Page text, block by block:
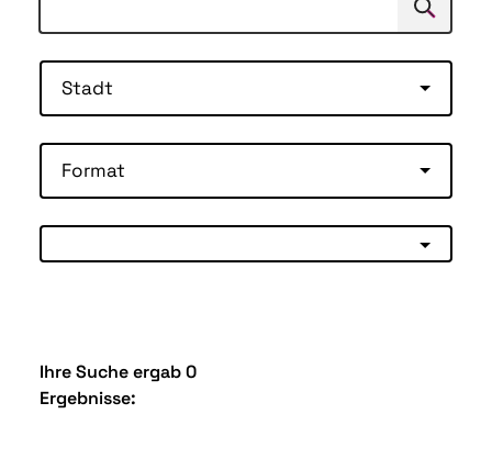
Suchen
Stadt
Format
Ihre Suche ergab 0
Ergebnisse: